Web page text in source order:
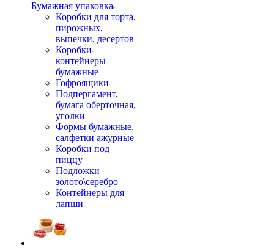
Бумажная упаковка
Коробки для торта,
пирожных,
выпечки, десертов
Коробки-
контейнеры
бумажные
Гофроящики
Подпергамент,
бумага оберточная,
уголки
Формы бумажные,
салфетки ажурные
Коробки под
пиццу
Подложки
золото\серебро
Контейнеры для
лапши